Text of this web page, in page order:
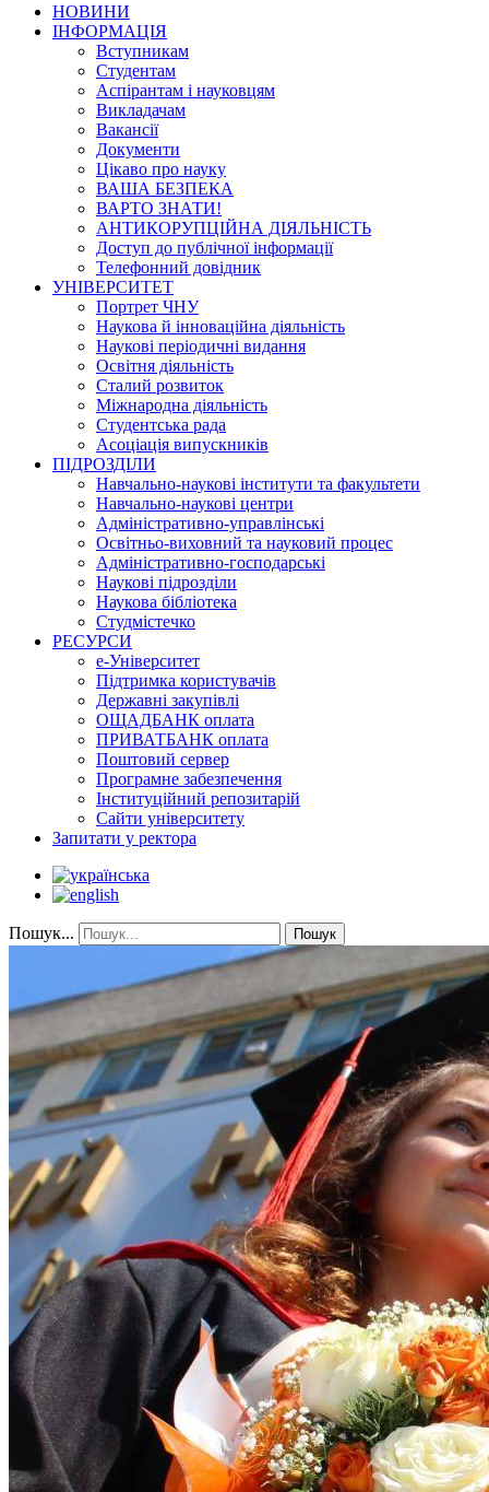
НОВИНИ
ІНФОРМАЦІЯ
Вступникам
Студентам
Аспірантам і науковцям
Викладачам
Вакансії
Документи
Цікаво про науку
ВАША БЕЗПЕКА
ВАРТО ЗНАТИ!
АНТИКОРУПЦІЙНА ДІЯЛЬНІСТЬ
Доступ до публічної інформації
Телефонний довідник
УНІВЕРСИТЕТ
Портрет ЧНУ
Наукова й інноваційна діяльність
Наукові періодичні видання
Освітня діяльність
Сталий розвиток
Міжнародна діяльність
Студентська рада
Асоціація випускників
ПІДРОЗДІЛИ
Навчально-наукові інститути та факультети
Навчально-наукові центри
Адміністративно-управлінські
Освітньо-виховний та науковий процес
Адміністративно-господарські
Наукові підрозділи
Наукова бібліотека
Студмістечко
РЕСУРСИ
е-Університет
Підтримка користувачів
Державні закупівлі
ОЩАДБАНК оплата
ПРИВАТБАНК оплата
Поштовий сервер
Програмне забезпечення
Інституційний репозитарій
Сайти університету
Запитати у ректора
Пошук... Пошук